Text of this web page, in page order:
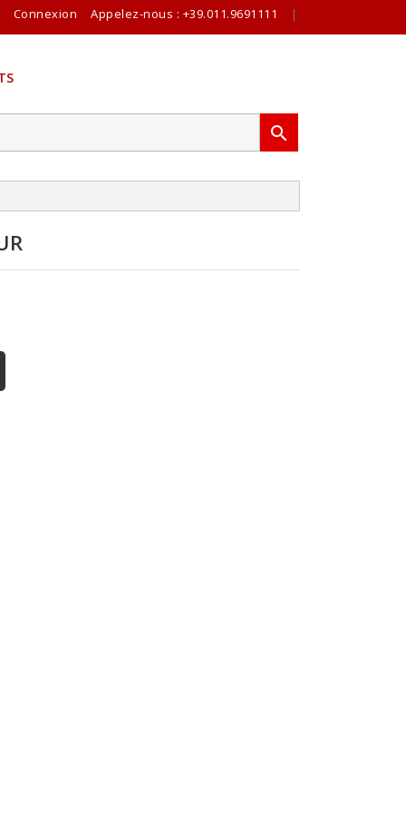
Connexion Appelez-nous : +39.011.9691111 |
